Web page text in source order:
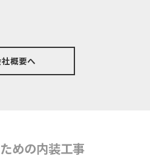
社概要へ
めの内装工事